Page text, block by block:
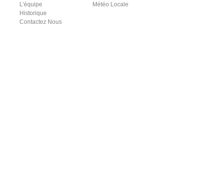
L'équipe
Historique
Contactez Nous
Météo Locale